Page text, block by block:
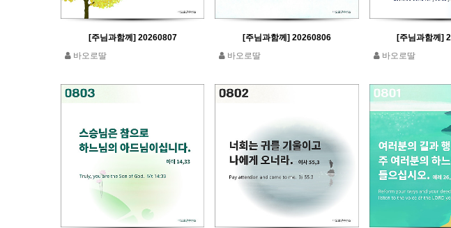
[주님과함께] 20260807
바오로딸
[주님과함께] 20260806
바오로딸
[주님과함께]
바오로딸